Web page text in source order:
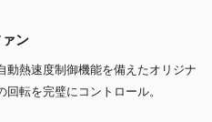
ン
動熱速度制御機能を備えたオリジナ
転を完璧にコントロール。